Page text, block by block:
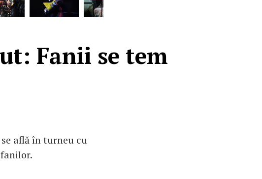
Fanii se tem
află în turneu cu